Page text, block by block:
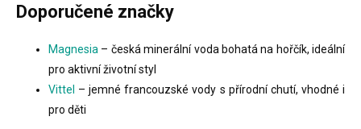
Doporučené značky
Magnesia – česká minerální voda bohatá na hořčík, ideální
pro aktivní životní styl
Vittel – jemné francouzské vody s přírodní chutí, vhodné i
pro děti